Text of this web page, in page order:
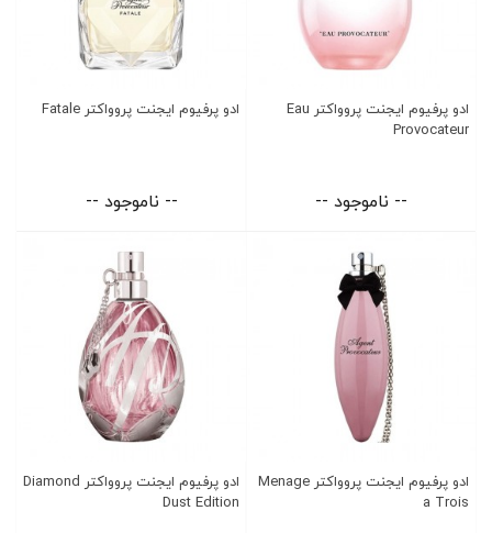
ادو پرفیوم ایجنت پروواکتر Eau
Provocateur
-- ناموجود --
ادو پرفیوم ایجنت پروواکتر Fatale
-- ناموجود --
ادو پرفیوم ایجنت پروواکتر Menage
a Trois
ادو پرفیوم ایجنت پروواکتر Diamond
Dust Edition